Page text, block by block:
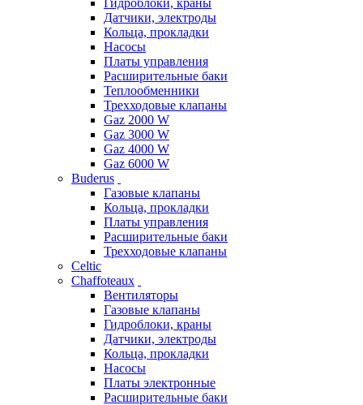
Гидроблоки, краны
Датчики, электроды
Кольца, прокладки
Насосы
Платы управления
Расширительные баки
Теплообменники
Трехходовые клапаны
Gaz 2000 W
Gaz 3000 W
Gaz 4000 W
Gaz 6000 W
Buderus
Газовые клапаны
Кольца, прокладки
Платы управления
Расширительные баки
Трехходовые клапаны
Celtic
Chaffoteaux
Вентиляторы
Газовые клапаны
Гидроблоки, краны
Датчики, электроды
Кольца, прокладки
Насосы
Платы электронные
Расширительные баки